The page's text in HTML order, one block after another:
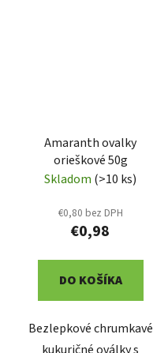
Amaranth ovalky
orieškové 50g
Skladom (>10 ks)
€0,80 bez DPH
€0,98
DO KOŠÍKA
Bezlepkové chrumkavé